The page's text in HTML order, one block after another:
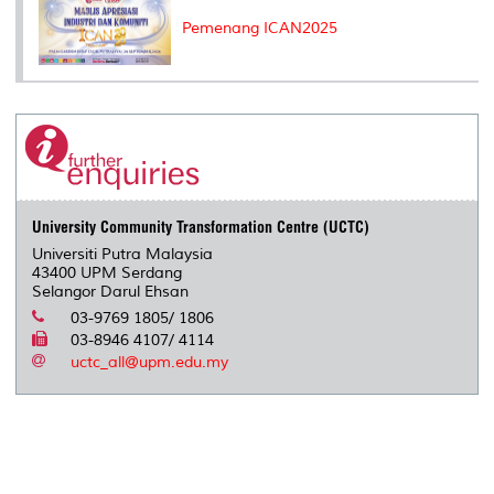
Pemenang ICAN2025
University Community Transformation Centre (UCTC)
Universiti Putra Malaysia
43400 UPM Serdang
Selangor Darul Ehsan
03-9769 1805/ 1806
03-8946 4107/ 4114
uctc_all@upm.edu.my